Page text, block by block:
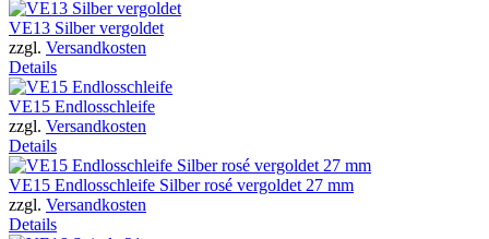
VE13 Silber vergoldet
zzgl. Versandkosten
Details
VE15 Endlosschleife
zzgl. Versandkosten
Details
VE15 Endlosschleife Silber rosé vergoldet 27 mm
zzgl. Versandkosten
Details